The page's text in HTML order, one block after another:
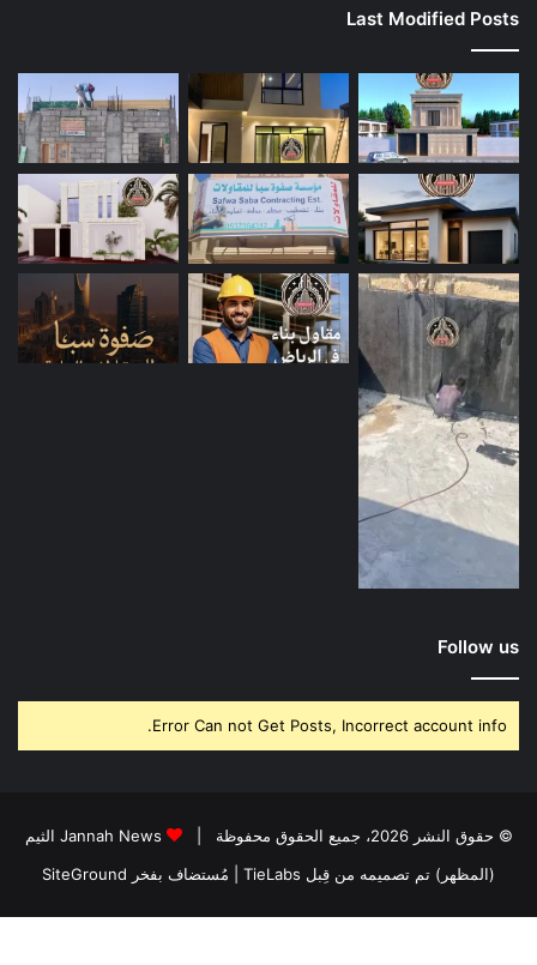
Last Modified Posts
Follow us
Error Can not Get Posts, Incorrect account info.
© حقوق النشر 2026، جميع الحقوق محفوظة |
Jannah News الثيم
(المظهر) تم تصميمه من قِبل TieLabs
| مُستضاف بفخر SiteGround